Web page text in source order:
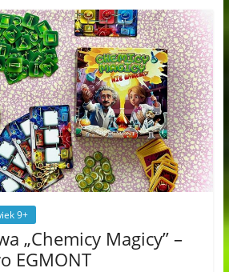
9+
„Chemicy Magicy” –
EGMONT